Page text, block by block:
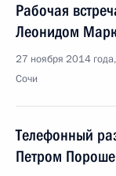
Рабочая
Леонидом
27 ноября 2014
Сочи
Телефонный
Петром